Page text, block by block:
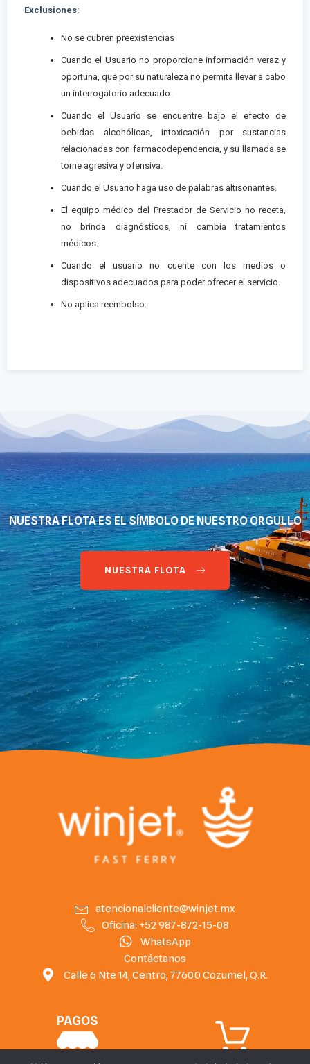
Exclusiones:
No se cubren preexistencias
Cuando el Usuario no proporcione información veraz y
oportuna, que por su naturaleza no permita llevar a cabo
un interrogatorio adecuado.
Cuando el Usuario se encuentre bajo el efecto de
bebidas alcohólicas, intoxicación por sustancias
relacionadas con farmacodependencia, y su llamada se
torne agresiva y ofensiva.
Cuando el Usuario haga uso de palabras altisonantes.
El equipo médico del Prestador de Servicio no receta,
no brinda diagnósticos, ni cambia tratamientos
médicos.
Cuando el usuario no cuente con los medios o
dispositivos adecuados para poder ofrecer el servicio.
No aplica reembolso.
NUESTRA FLOTA ES EL SÍMBOLO DE NUESTRO ORGULLO
NUESTRA FLOTA
atencionalcliente@winjet.mx
Oficina: +52 987-872-15-08
WhatsApp
Contáctanos
Calle 6 Nte 14, Centro, 77600 Cozumel, Q.R.
PAGOS